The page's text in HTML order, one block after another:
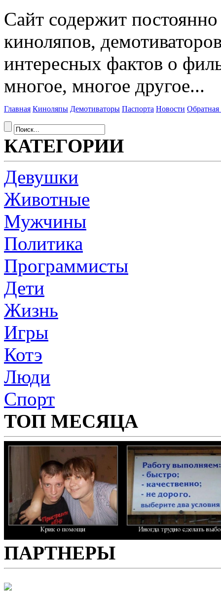
Сайт содержит
киноляпов,
интересных фактов о
многое, многое другое...
Главная Киноляпы Демотиваторы Паспорта Новости Обратная
КАТЕГОРИИ
Девушки
Животные
Мужчины
Политика
Программисты
Дети
Жизнь
Игры
Котэ
Люди
Спорт
ТОП МЕСЯЦА
ПАРТНЕРЫ